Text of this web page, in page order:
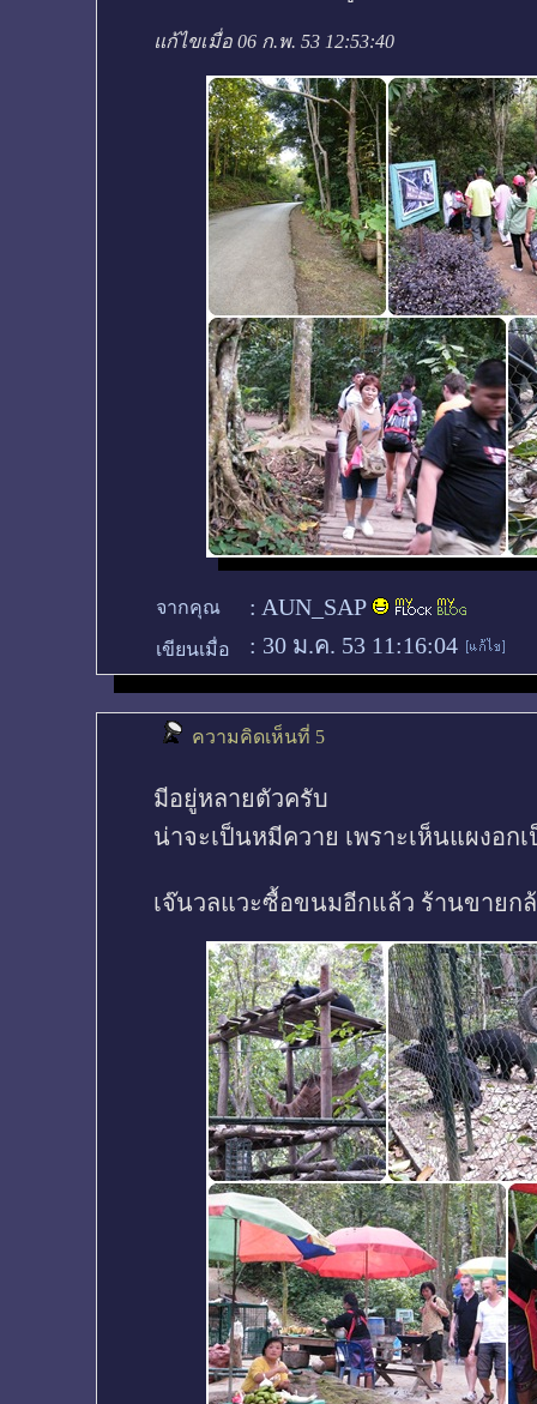
แก้ไขเมื่อ 06 ก.พ. 53 12:53:40
จากคุณ : AUN_SAP
เขียนเมื่อ : 30 ม.ค. 53 11:16:04
ความคิดเห็นที่ 5
มีอยู่หลายตัวครับ
น่าจะเป็นหมีควาย เพราะเห็นแผงอก
เจ๊นวลแวะซื้อขนมอีกแล้ว ร้านขายก